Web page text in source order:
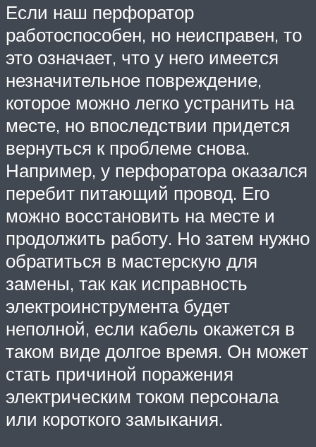
Если наш перфоратор
работоспособен, но неисправен, то
это означает, что у него имеется
незначительное повреждение,
которое можно легко устранить на
месте, но впоследствии придется
вернуться к проблеме снова.
Например, у перфоратора оказался
перебит питающий провод. Его
можно восстановить на месте и
продолжить работу. Но затем нужно
обратиться в мастерскую для
замены, так как исправность
электроинструмента будет
неполной, если кабель окажется в
таком виде долгое время. Он может
стать причиной поражения
электрическим током персонала
или короткого замыкания.